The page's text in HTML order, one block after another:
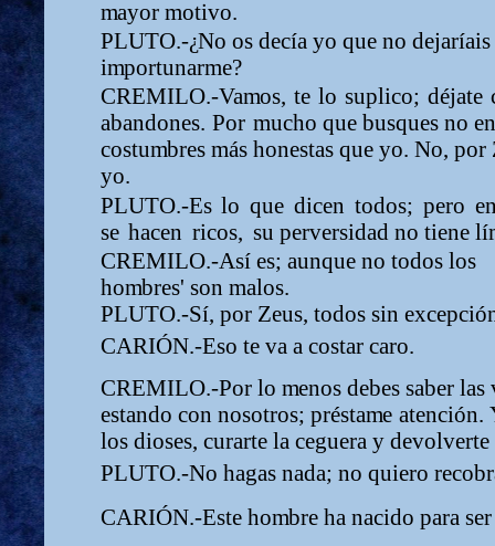
mayormotivo.
PLUTO.-¿No os decía yo que no dejaríais
importunarme?
CREMILO.-Vamos, te lo suplico; déjate
abandones. Por mucho que busques no
costumbresmás honestas que yo. No,
yo.
PLUTO.-Es lo que dicen todos; pero
se hacen ricos, su perversidad no tiene lí
CREMILO.-Así es; aunque no todos los
hombres' sonmalos.
PLUTO.-Sí, por Zeus, todos sin
CARIÓN.-Eso te va a costar caro.
CREMILO.-Por lo menos debes saber
estando con nosotros; préstame atención.
los dioses, curarte la ceguera y
PLUTO.-No hagas nada; no quiero
CARIÓN.-Este hombre ha nacido para